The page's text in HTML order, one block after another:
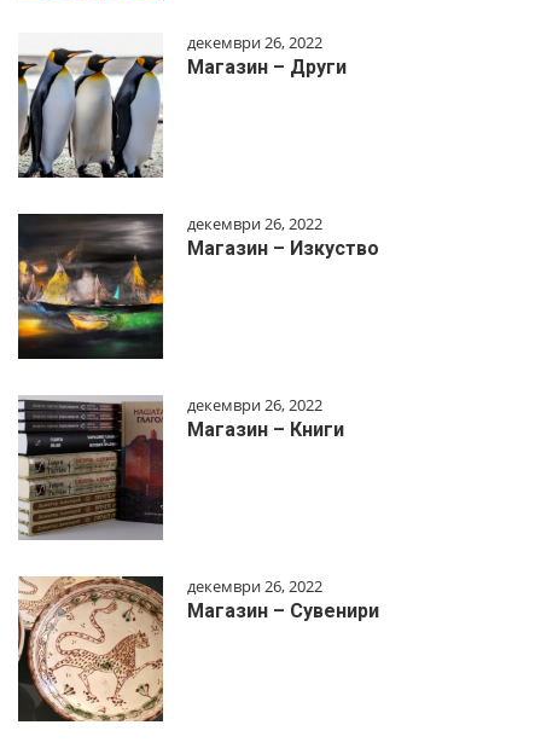
декември 26, 2022
Магазин – Други
декември 26, 2022
Магазин – Изкуство
декември 26, 2022
Магазин – Книги
декември 26, 2022
Магазин – Сувенири